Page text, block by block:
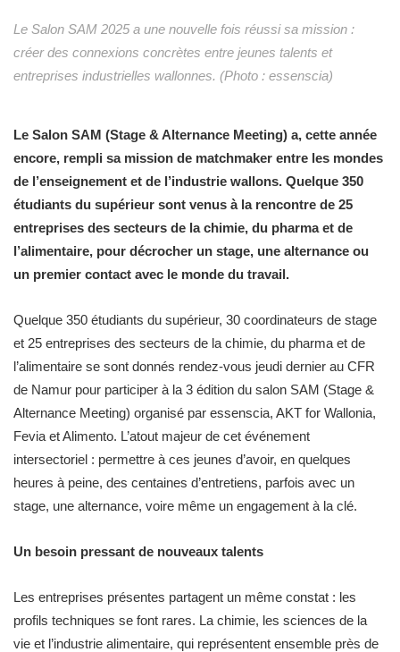
Le Salon SAM 2025 a une nouvelle fois réussi sa mission :
créer des connexions concrètes entre jeunes talents et
entreprises industrielles wallonnes. (Photo : essenscia)
Le Salon SAM (Stage & Alternance Meeting) a, cette année
encore, rempli sa mission de matchmaker entre les mondes
de l’enseignement et de l’industrie wallons. Quelque 350
étudiants du supérieur sont venus à la rencontre de 25
entreprises des secteurs de la chimie, du pharma et de
l’alimentaire, pour décrocher un stage, une alternance ou
un premier contact avec le monde du travail.
Quelque 350 étudiants du supérieur, 30 coordinateurs de stage
et 25 entreprises des secteurs de la chimie, du pharma et de
l’alimentaire se sont donnés rendez-vous jeudi dernier au CFR
de Namur pour participer à la 3 édition du salon SAM (Stage &
Alternance Meeting) organisé par essenscia, AKT for Wallonia,
Fevia et Alimento. L’atout majeur de cet événement
intersectoriel : permettre à ces jeunes d’avoir, en quelques
heures à peine, des centaines d’entretiens, parfois avec un
stage, une alternance, voire même un engagement à la clé.
Un besoin pressant de nouveaux talents
Les entreprises présentes partagent un même constat : les
profils techniques se font rares. La chimie, les sciences de la
vie et l’industrie alimentaire, qui représentent ensemble près de